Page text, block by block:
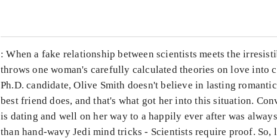
: When a fake relationship between scientists meets the
throws one woman's carefully calculated theories on love into
Ph.D. candidate, Olive Smith doesn't believe in lasting
best friend does, and that's what got her into this situation.
is dating and well on her way to a happily ever after was
than hand-wavy Jedi mind tricks - Scientists require proof. So,